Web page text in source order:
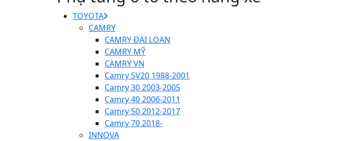
TOYOTA
CAMRY
CAMRY ĐÀI LOAN
CAMRY MỸ
CAMRY VN
Camry SV20 1988-2001
Camry 30 2003-2005
Camry 40 2006-2011
Camry 50 2012-2017
Camry 70 2018-
INNOVA